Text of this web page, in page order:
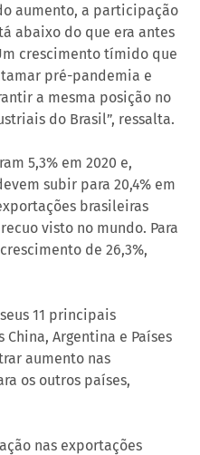
aumento, a participação
abaixo do que era antes
crescimento tímido que
pré-pandemia e
a mesma posição no
do Brasil”, ressalta.
5,3% em 2020 e,
subir para 20,4% em
brasileiras
visto no mundo. Para
de 26,3%,
11 principais
Argentina e Países
aumento nas
os outros países,
nas exportações